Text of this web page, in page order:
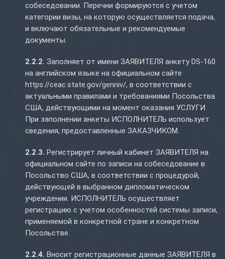
собеседовании. Перечни формируются с учетом
категории визы, на которую осуществляется подача,
и включают обязательные и рекомендуемые
документы.
2.2.2. Заполняет от имени ЗАЯВИТЕЛЯ анкету DS-160
на английском языке на официальном сайте
https://ceac.state.gov/genniv/, в соответствии с
актуальными правилами и требованиями Посольства
США, действующими на момент оказания УСЛУГИ.
При заполнении анкеты ИСПОЛНИТЕЛЬ использует
сведения, предоставленные ЗАКАЗЧИКОМ.
2.2.3. Регистрирует личный кабинет ЗАЯВИТЕЛЯ на
официальном сайте по записи на собеседование в
Посольство США, в соответствии с процедурой,
действующей в выбранном дипломатическом
учреждении. ИСПОЛНИТЕЛЬ осуществляет
регистрацию с учетом особенностей системы записи,
применяемой в конкретной стране и конкретном
Посольстве.
2.2.4. Вносит регистрационные данные ЗАЯВИТЕЛЯ в